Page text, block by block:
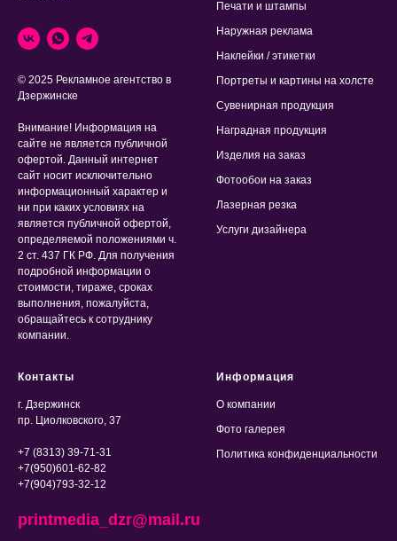
© 2025 Рекламное агентство в
Дзержинске
Внимание! Информация на
сайте не является публичной
офертой. Данный интернет
сайт носит исключительно
информационный характер и
ни при каких условиях на
является публичной офертой,
определяемой положениями ч.
2 ст. 437 ГК РФ. Для получения
подробной информации о
стоимости, тираже, сроках
выполнения, пожалуйста,
обращайтесь к сотруднику
компании.
Печати и штампы
Наружная реклама
Наклейки / этикетки
Портреты и картины на холсте
Сувенирная продукция
Наградная продукция
Изделия на заказ
Фотообои на заказ
Лазерная резка
Услуги дизайнера
Контакты
г. Дзержинск
пр. Циолковского, 37
+7 (8313) 39-71-31
+7(950)601-62-82
+7(904)793-32-12
printmedia_dzr@mail.ru
Информация
О компании
Фото галерея
Политика конфиденциальности